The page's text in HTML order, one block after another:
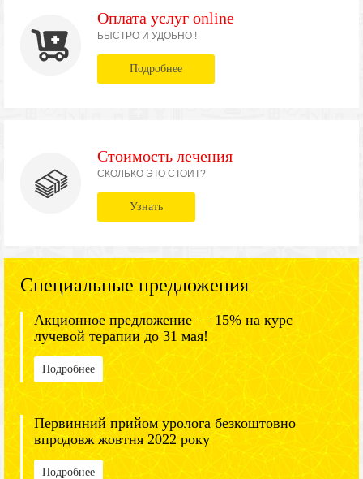
Оплата услуг online
БЫСТРО И УДОБНО !
Подробнее
Стоимость лечения
СКОЛЬКО ЭТО СТОИТ?
Узнать
Специальные предложения
Акционное предложение — 15% на курс
лучевой терапии до 31 мая!
Подробнее
Первинний прийом уролога безкоштовно
впродовж жовтня 2022 року
Подробнее